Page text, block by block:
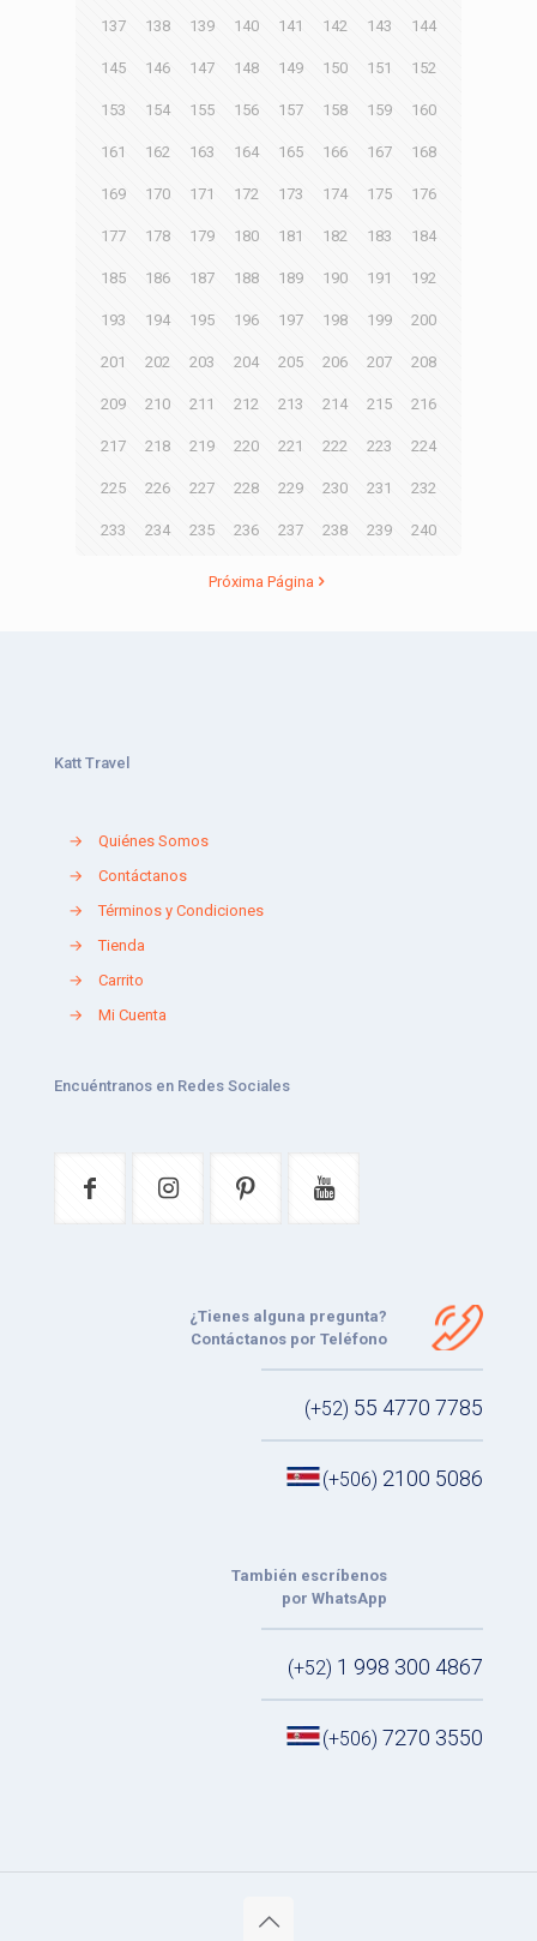
137 138 139 140 141 142 143 144
145 146 147 148 149 150 151 152
153 154 155 156 157 158 159 160
161 162 163 164 165 166 167 168
169 170 171 172 173 174 175 176
177 178 179 180 181 182 183 184
185 186 187 188 189 190 191 192
193 194 195 196 197 198 199 200
201 202 203 204 205 206 207 208
209 210 211 212 213 214 215 216
217 218 219 220 221 222 223 224
225 226 227 228 229 230 231 232
233 234 235 236 237 238 239 240
Próxima Página
Katt Travel
→
Quiénes Somos
→
Contáctanos
→
Términos y Condiciones
→
Tienda
→
Carrito
→
Mi Cuenta
Encuéntranos en Redes Sociales
¿Tienes alguna pregunta?
Contáctanos por Teléfono
(+52) 55 4770 7785
(+506) 2100 5086
También escríbenos
por WhatsApp
(+52) 1 998 300 4867
(+506) 7270 3550